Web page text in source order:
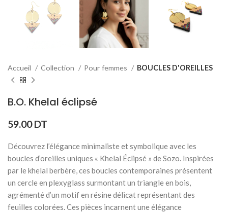
Accueil Collection Pour femmes BOUCLES D'OREILLES
B.O. Khelal éclipsé
59.00DT
Découvrez l’élégance minimaliste et symbolique avec les
boucles d’oreilles uniques « Khelal Éclipsé » de Sozo. Inspirées
par le khelal berbère, ces boucles contemporaines présentent
un cercle en plexyglass surmontant un triangle en bois,
agrémenté d’un motif en résine délicat représentant des
feuilles colorées. Ces pièces incarnent une élégance